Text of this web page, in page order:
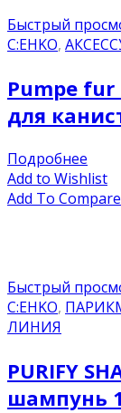
Быстрый
C:EHKO,
Pumpe
для
Подробнее
Add to Wishlist
Add To Compare
Быстрый
C:EHKO,
ЛИНИЯ
PURIFY
шампунь